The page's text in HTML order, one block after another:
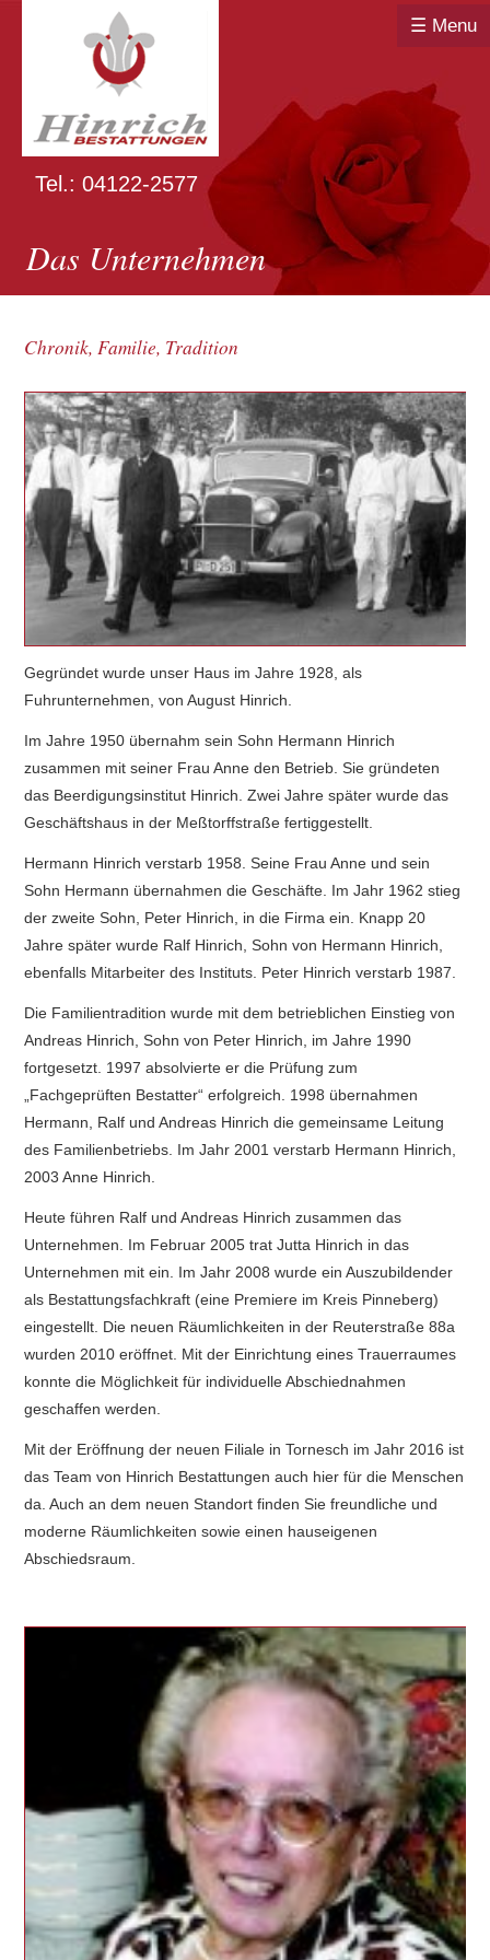
☰ Menu
Das Unternehmen
Tel.: 04122-2577
Chronik, Familie, Tradition
Gegründet wurde unser Haus im Jahre 1928, als
Fuhrunternehmen, von August Hinrich.
Im Jahre 1950 übernahm sein Sohn Hermann Hinrich
zusammen mit seiner Frau Anne den Betrieb. Sie gründeten
das Beerdigungsinstitut Hinrich. Zwei Jahre später wurde das
Geschäftshaus in der Meßtorffstraße fertiggestellt.
Hermann Hinrich verstarb 1958. Seine Frau Anne und sein
Sohn Hermann übernahmen die Geschäfte. Im Jahr 1962 stieg
der zweite Sohn, Peter Hinrich, in die Firma ein. Knapp 20
Jahre später wurde Ralf Hinrich, Sohn von Hermann Hinrich,
ebenfalls Mitarbeiter des Instituts. Peter Hinrich verstarb 1987.
Die Familientradition wurde mit dem betrieblichen Einstieg von
Andreas Hinrich, Sohn von Peter Hinrich, im Jahre 1990
fortgesetzt. 1997 absolvierte er die Prüfung zum
„Fachgeprüften Bestatter“ erfolgreich. 1998 übernahmen
Hermann, Ralf und Andreas Hinrich die gemeinsame Leitung
des Familienbetriebs. Im Jahr 2001 verstarb Hermann Hinrich,
2003 Anne Hinrich.
Heute führen Ralf und Andreas Hinrich zusammen das
Unternehmen. Im Februar 2005 trat Jutta Hinrich in das
Unternehmen mit ein. Im Jahr 2008 wurde ein Auszubildender
als Bestattungsfachkraft (eine Premiere im Kreis Pinneberg)
eingestellt. Die neuen Räumlichkeiten in der Reuterstraße 88a
wurden 2010 eröffnet. Mit der Einrichtung eines Trauerraumes
konnte die Möglichkeit für individuelle Abschiednahmen
geschaffen werden.
Mit der Eröffnung der neuen Filiale in Tornesch im Jahr 2016 ist
das Team von Hinrich Bestattungen auch hier für die Menschen
da. Auch an dem neuen Standort finden Sie freundliche und
moderne Räumlichkeiten sowie einen hauseigenen
Abschiedsraum.